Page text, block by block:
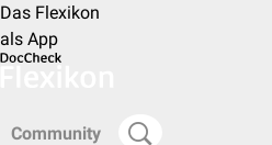
Das Flexikon
als App
Community